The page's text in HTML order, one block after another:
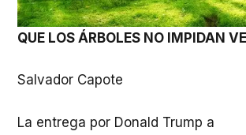
QUE LOS ÁRBOLES NO IMPIDAN
Salvador Capote
La entrega por Donald Trump a